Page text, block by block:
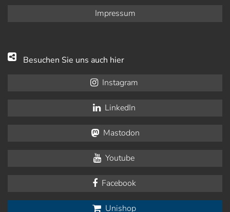
Impressum
Besuchen Sie uns auch hier
Instagram
LinkedIn
Mastodon
Youtube
Facebook
Unishop